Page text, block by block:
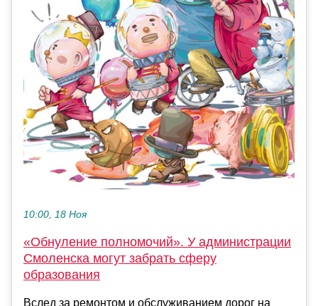
10:00, 18 Ноя
«Обнуление полномочий». У администрации
Смоленска могут забрать сферу
образования
Вслед за ремонтом и обслуживанием дорог на